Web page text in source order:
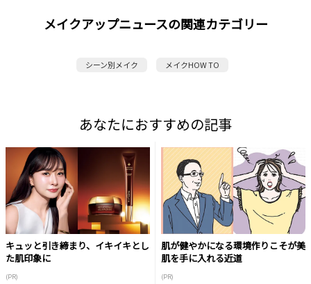
メイクアップニュースの関連カテゴリー
シーン別メイク メイクHOW TO
あなたにおすすめの記事
キュッと引き締まり、イキイキとし
た肌印象に
(PR)
肌が健やかになる環境作りこそが美
肌を手に入れる近道
(PR)